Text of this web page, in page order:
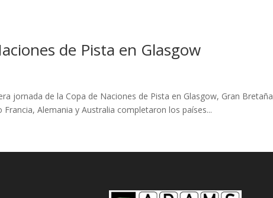
de Pista en Glasgow
jornada de la Copa de Naciones de Pista en Glasgow, Gran
Alemania y Australia completaron los países...